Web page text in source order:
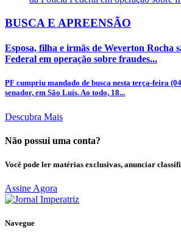
BUSCA E APREENSÃO
Esposa, filha e irmãs de Weverton Rocha
Federal em operação sobre fraudes...
PF cumpriu mandado de busca nesta terça-feira
senador, em São Luís. Ao todo, 18...
Descubra Mais
Não possui uma conta?
Você pode ler matérias exclusivas, anunciar
Assine Agora
Navegue